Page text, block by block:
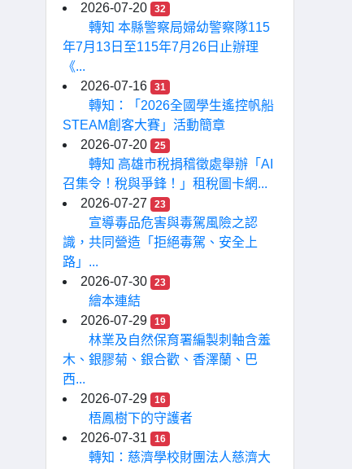
2026-07-20 32
轉知 本縣警察局婦幼警察隊115
年7月13日至115年7月26日止辦理
《...
2026-07-16
31
轉知：「2026全國學生遙控帆船
STEAM創客大賽」活動簡章
2026-07-20
25
轉知 高雄市稅捐稽徵處舉辦「AI
召集令！稅與爭鋒！」租稅圖卡網...
2026-07-27
23
宣導毒品危害與毒駕風險之認
識，共同營造「拒絕毒駕、安全上
路」...
2026-07-30
23
繪本連結
2026-07-29
19
林業及自然保育署編製刺軸含羞
木、銀膠菊、銀合歡、香澤蘭、巴
西...
2026-07-29
16
梧鳳樹下的守護者
2026-07-31
16
轉知：慈濟學校財團法人慈濟大